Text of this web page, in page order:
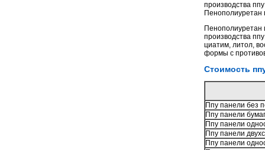
производства
Пенополиуретан
Пенополиуретан
производства
циатим, литол,
формы с
Стоимость
Ппу панели без
Ппу панели
Ппу панели
Ппу панели
Ппу панели